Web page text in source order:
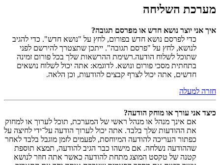
מערכת השליחה
איך אני יוצר נושא חדש או מפרסם תגובה?
כדי לפרסם נושא חדש בפורום, לחץ על "נושא חדש". כדי להגיב
לנושא, לחץ על "פרסם תגובה". ייתכן שתצטרך להירשם לפני
שתוכל לשלוח הודעה.רשימת ההרשאות שלך בכל פורום זמינה
בתחתית מסכי פורום ונושא. לדוגמא: אתה יכול לשלוח נושאים
חדשים, אתה יכול לצרף קבצים להודעות, וכן הלאה.
חזרה למעלה
כיצד אני עורך או מוחק הודעה?
אם אינך מנהל או מנהל ראשי של המערכת, תוכל לערוך או למחוק
את ההודעות שלך בלבד. אתה יכול לערוך הודעה על־ידי לחיצה על
כפתור העריכה להודעה המיוחסת, לפעמים לזמן מוגבל בלבד לאחר
שההודעה נשלחה. אם מישהו כבר הגיב להודעה, תמצא תוספת
קטנה של טקסט המוצג מתחת להודעה כאשר אתה חוזר לנושא